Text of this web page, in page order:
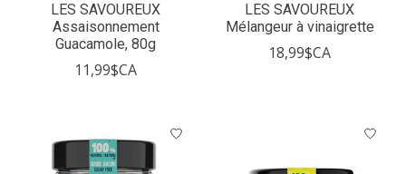
LES SAVOUREUX
Assaisonnement
Guacamole, 80g
11,99$CA
LES SAVOUREUX
Mélangeur à vinaigrette
18,99$CA